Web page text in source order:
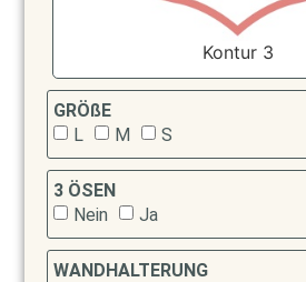
Kontur 3
GRÖßE
L
M S
3 ÖSEN
Nein
Ja
WANDHALTERUNG